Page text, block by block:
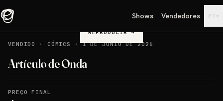
Shows Vendedores PT▾
REPRODUCIR→
VENDIDO
· CÓMICS ·1 DE JUNIO DE 2026
Artículo de Onda
PREÇO FINAL